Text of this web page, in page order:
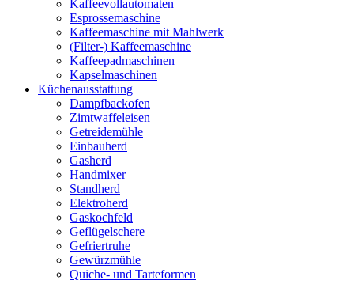
Kaffeevollautomaten
Esprossemaschine
Kaffeemaschine mit Mahlwerk
(Filter-) Kaffeemaschine
Kaffeepadmaschinen
Kapselmaschinen
Küchenausstattung
Dampfbackofen
Zimtwaffeleisen
Getreidemühle
Einbauherd
Gasherd
Handmixer
Standherd
Elektroherd
Gaskochfeld
Geflügelschere
Gefriertruhe
Gewürzmühle
Quiche- und Tarteformen